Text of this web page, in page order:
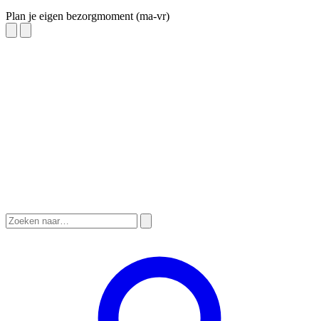
Plan je eigen bezorgmoment (ma-vr)